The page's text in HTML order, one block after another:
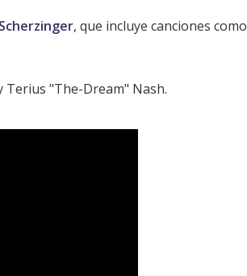
, que incluye canciones como
Terius "The-Dream" Nash.